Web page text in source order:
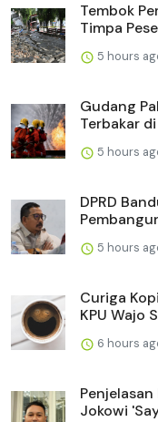
Tembok
Timpa
5 hours
Gudang
Terbakar
5 hours
DPRD
5 hours
Curiga
KPU Wajo
6 hours
Jokowi